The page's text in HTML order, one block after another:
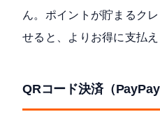
ん。ポイントが貯まるク
せると、よりお得に支払え
QRコード決済（PayPay